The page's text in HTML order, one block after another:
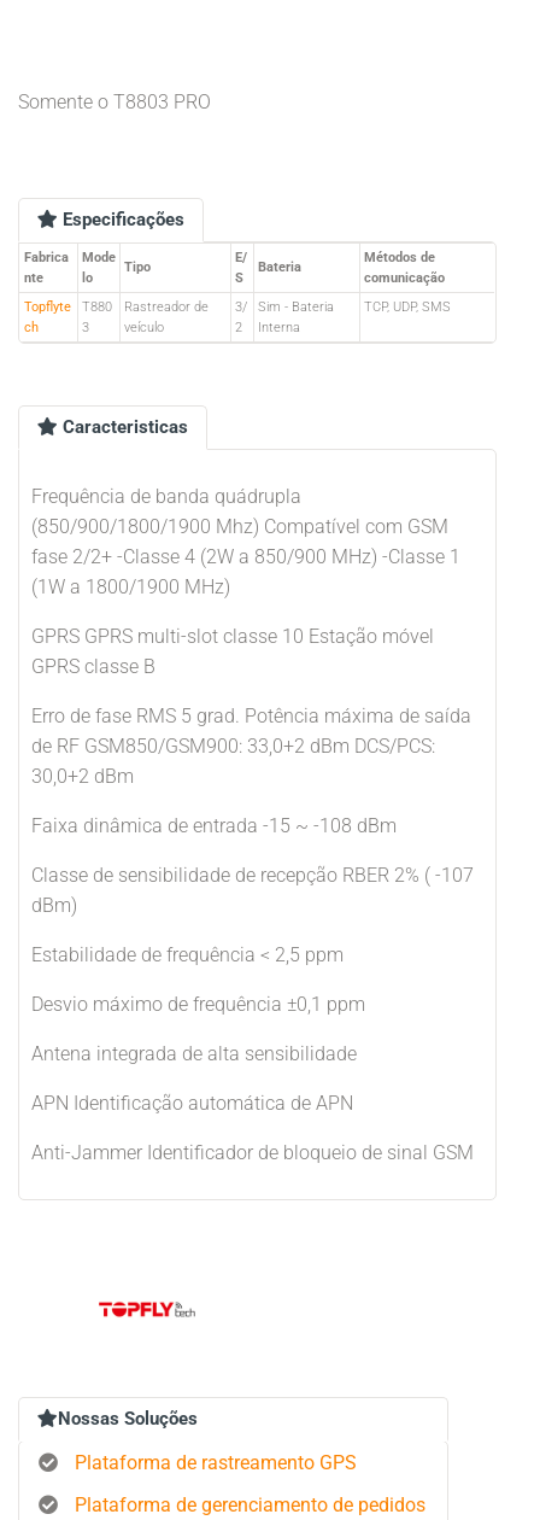
Somente o T8803 PRO
Especificações
Fabrica
nte
Mode
lo
Tipo
E/
S
Bateria
Métodos de
comunicação
Topflyte
ch
T880
3
Rastreador de
veículo
3/
2
Sim - Bateria
Interna
TCP, UDP, SMS
Caracteristicas
Frequência de banda quádrupla
(850/900/1800/1900 Mhz) Compatível com GSM
fase 2/2+ -Classe 4 (2W a 850/900 MHz) -Classe 1
(1W a 1800/1900 MHz)
GPRS GPRS multi-slot classe 10 Estação móvel
GPRS classe B
Erro de fase RMS 5 grad. Potência máxima de saída
de RF GSM850/GSM900: 33,0+2 dBm DCS/PCS:
30,0+2 dBm
Faixa dinâmica de entrada -15 ~ -108 dBm
Classe de sensibilidade de recepção RBER 2% ( -107
dBm)
Estabilidade de frequência < 2,5 ppm
Desvio máximo de frequência ±0,1 ppm
Antena integrada de alta sensibilidade
APN Identificação automática de APN
Anti-Jammer Identificador de bloqueio de sinal GSM
Nossas Soluções
Plataforma de rastreamento GPS
Plataforma de gerenciamento de pedidos